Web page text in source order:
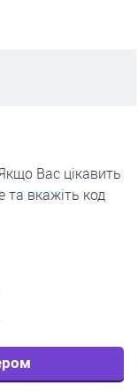
Вас цікавить
та вкажіть код